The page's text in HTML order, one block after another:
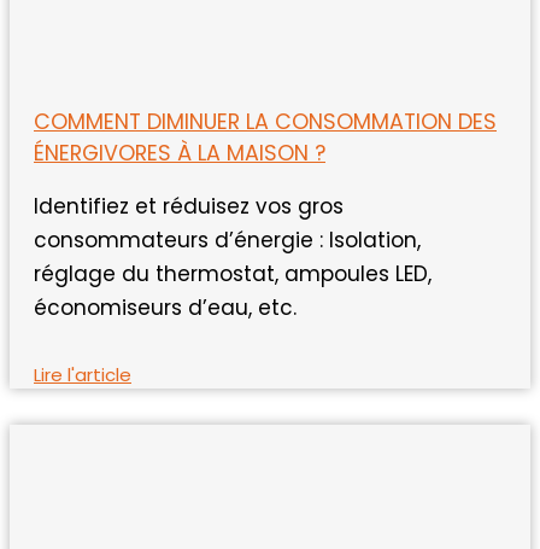
COMMENT DIMINUER LA CONSOMMATION DES
ÉNERGIVORES À LA MAISON ?
Identifiez et réduisez vos gros
consommateurs d’énergie : Isolation,
réglage du thermostat, ampoules LED,
économiseurs d’eau, etc.
Lire l'article